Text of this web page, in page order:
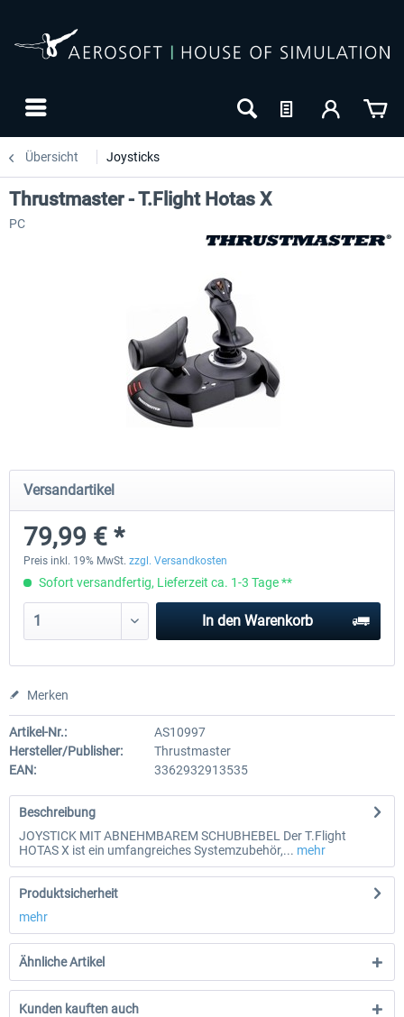
Übersicht Joysticks
Honeycomb - Foxtrot Aviation Stick
149,99 € *
Pro Flight Trainer - PUMA X
Thrustmaster - T.Flight Hotas X
PC
Versandartikel
79,99 € *
Preis inkl. 19% MwSt. zzgl. Versandkosten
Sofort versandfertig, Lieferzeit ca. 1-3 Tage **
In den Warenkorb
Merken
Artikel-Nr.:
AS10997
Hersteller/Publisher:
Thrustmaster
EAN:
3362932913535
Beschreibung
JOYSTICK MIT ABNEHMBAREM SCHUBHEBEL Der T.Flight
HOTAS X ist ein umfangreiches Systemzubehör,... mehr
Produktsicherheit
mehr
Ähnliche Artikel
Kunden kauften auch